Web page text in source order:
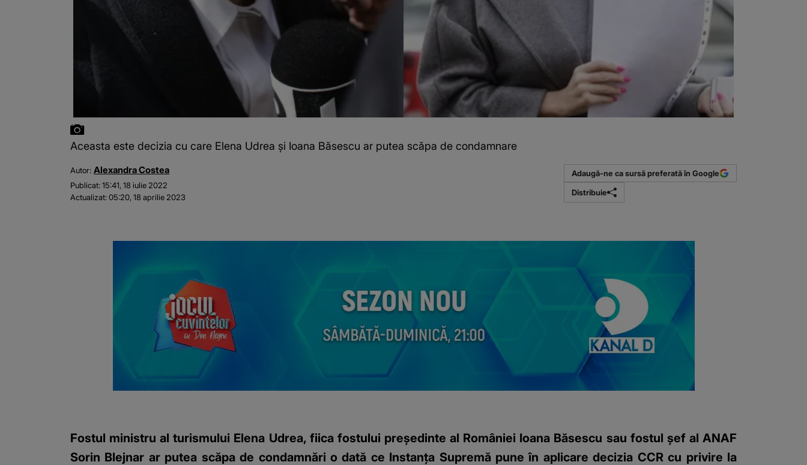
Aceasta este decizia cu care Elena Udrea şi Ioana Băsescu ar putea scăpa de condamnare
Autor: Alexandra Costea
Publicat:15:41, 18 iulie 2022
Actualizat:05:20, 18 aprilie 2023
Adaugă-ne ca sursă preferată în Google
Distribuie
Fostul ministru al turismului Elena Udrea, fiica fostului președinte al României Ioana Băsescu sau fostul șef al ANAF
Sorin Blejnar ar putea scăpa de condamnări o dată ce Instanţa Supremă pune în aplicare decizia CCR cu privire la